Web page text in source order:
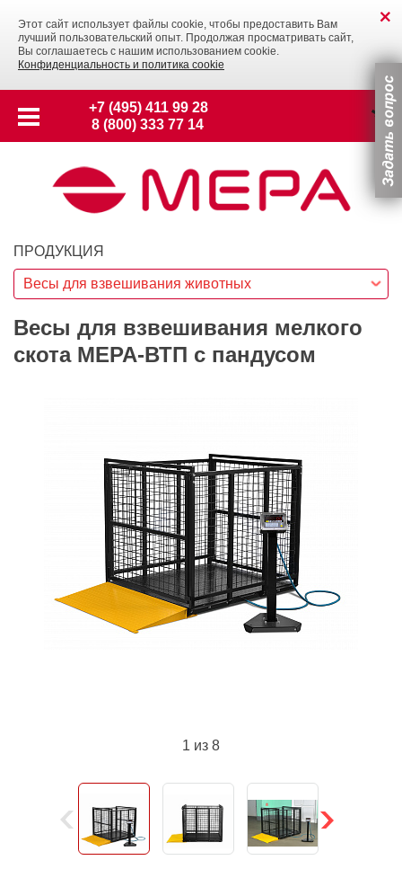
Этот сайт использует файлы cookie, чтобы предоставить Вам
лучший пользовательский опыт. Продолжая просматривать сайт,
Вы соглашаетесь с нашим использованием cookie.
Конфиденциальность и политика cookie
+7 (495) 411 99 28
8 (800) 333 77 14
ПРОДУКЦИЯ
Весы для взвешивания животных
Весы для взвешивания мелкого
скота МЕРА-ВТП с пандусом
1 из 8